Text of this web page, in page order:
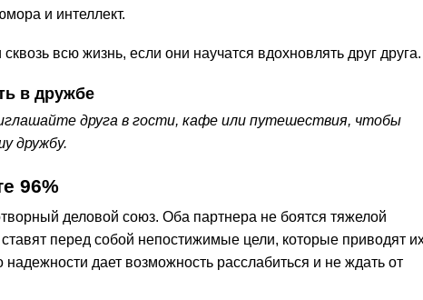
и интеллект.
всю жизнь, если они научатся вдохновлять друг друга.
в дружбе
друга в гости, кафе или путешествия, чтобы
дружбу.
96%
деловой союз. Оба партнера не боятся тяжелой
перед собой непостижимые цели, которые приводят
надежности дает возможность расслабиться и не ждать от